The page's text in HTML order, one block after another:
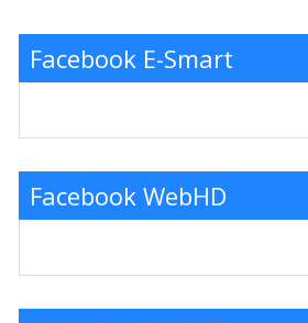
Facebook E-Smart
Facebook WebHD